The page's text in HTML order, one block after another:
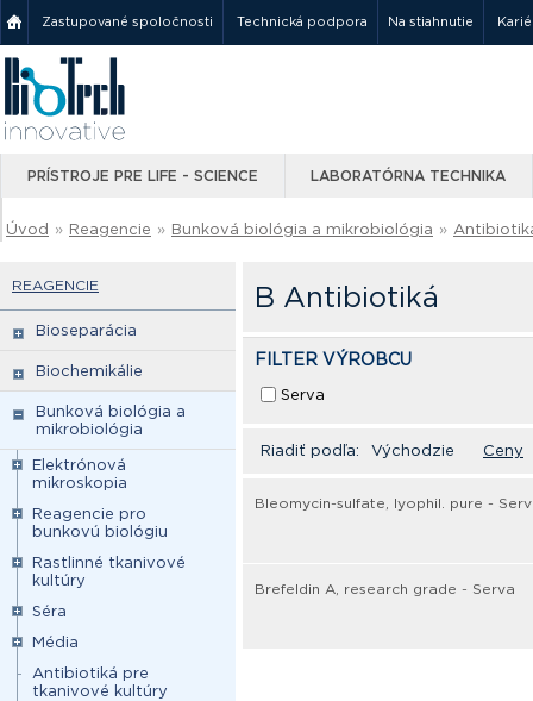
Zastupované spoločnosti Technická podpora Na stiahnutie
PRÍSTROJE PRE LIFE - SCIENCE LABORATÓRNA TECHNIKA
Úvod » Reagencie » Bunková biológia a mikrobiológia »
REAGENCIE
Bioseparácia
Biochemikálie
Bunková biológia a
mikrobiológia
Elektrónová
mikroskopia
Reagencie pro
bunkovú biológiu
Rastlinné tkanivové
kultúry
Séra
Média
Antibiotiká pre
tkanivové kultúry
B Antibiotiká
FILTER VÝROBCU
Serva
Riadiť podľa: Východzie Ceny
Bleomycin-sulfate, lyophil. pure -
Brefeldin A, research grade - Serva